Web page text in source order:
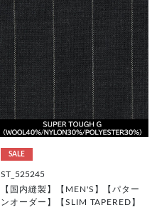
SALE
ST_525245
【国内縫製】【MEN'S】【パター
ンオーダー】【SLIM TAPERED】